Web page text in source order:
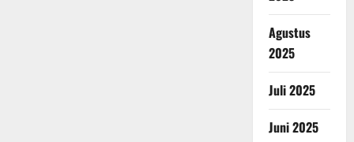
Agustus
2025
Juli 2025
Juni 2025